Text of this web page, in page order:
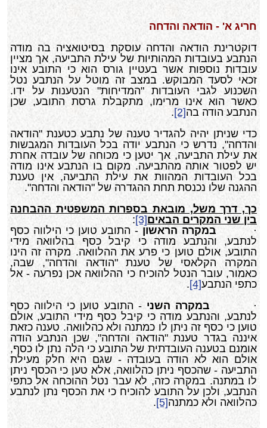
חריג א' - הודאה והדחה
דוקטרינת הודאה והדחה עוסקת בסיטואציה בה מודה
הנתבע בעובדות המהותיות של עילת התביעה, אך מציין
עובדות נוספות אשר בעטיין גורס הוא כי התובע אינו
זכאי לסעד המבוקש. במצב זה מוטל על הנתבע נטל
השכנוע לגבי העובדות "המדיחות" הנטענות על ידו.
כאשר הוא אינו מרימו, מתקבלת גרסת התובע, שכן
הנתבע הודה בה[2]
.
כדי שניתן יהיה להגדיר טענה של נתבע כטענת "הודאה
והדחה", נדרש כי הנתבע יודה בכל העובדות המגבשות
את עילת התביעה, אך יטען כי מכוחה של עובדה אחרת
יש לפטור אותה מהתביעה. מקום בו הנתבע אינו מודה
בכל העובדות המהוות את עילת התביעה, אין טענת
ההגנה שלו נכנסת תחת ההגדרה של "הודאה והדחה".
כך, דרך משל, מובאת בספרות המשפטית ההבחנה
בין שני המקרים הבאים[3]
:
· במקרה הראשון - התובע טוען כי הילווה כסף
לנתבע, והנתבע מודה כי קיבל כסף בהלוואה מידי
התובע, אולם טוען כי פרע את ההלוואה. מקרה זה הינו
המקרה הקלאסי של טענת "הודאה והדחה", שבה,
כאמור, עובר הנטל להוכיח כי ההלוואה אכן נפרעה - אל
כתפי הנתבע[4]
.
· במקרה השני - התובע טוען כי הילווה כסף
לנתבע, והנתבע מודה כי קיבל כסף מידי התובע, אולם
טוען כי כסף זה ניתן לו כמתנה ולא כהלוואה. טענה כזאת
איננה בגדר טענת "הודאה והדחה", שכן הנתבע הודה
אומנם בטענה העובדתית של התובע כי הלה נתן לו כסף,
אולם הוא לא הודה בעובדה - שגם היא חלק מעילת
התביעה - שהכסף ניתן כהלוואה, אלא טען כי הכסף ניתן
לו במתנה. במקרה כזה, לא עבר נטל ההוכחה אל כתפי
הנתבע, ולכן על התובע להוכיח כי את הכסף נתן לנתבע
כהלוואה ולא כמתנה[5]
.